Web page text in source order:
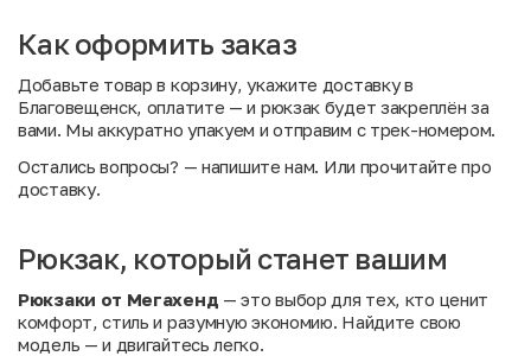
Как оформить заказ
Добавьте товар в корзину, укажите доставку в
Благовещенск, оплатите — и рюкзак будет закреплён за
вами. Мы аккуратно упакуем и отправим с трек-номером.
Остались вопросы? — напишите нам. Или прочитайте про
доставку.
Рюкзак, который станет вашим
Рюкзаки от Мегахенд — это выбор для тех, кто ценит
комфорт, стиль и разумную экономию. Найдите свою
модель — и двигайтесь легко.